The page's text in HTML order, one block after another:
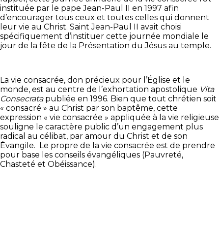
instituée par le pape Jean-Paul II en 1997 afin
d’encourager tous ceux et toutes celles qui donnent
leur vie au Christ. Saint Jean-Paul II avait choisi
spécifiquement d’instituer cette journée mondiale le
jour de la fête de la Présentation du Jésus au temple.
La vie consacrée, don précieux pour l’Église et le
monde, est au centre de l’exhortation apostolique Vita
Consecratapubliée en 1996. Bien que tout chrétien soit
« consacré » au Christ par son baptême, cette
expression « vie consacrée » appliquée à la vie religieuse
souligne le caractère public d’un engagement plus
radical au célibat, par amour du Christ et de son
Évangile. Le propre de la vie consacrée est de prendre
pour base les conseils évangéliques (Pauvreté,
Chasteté et Obéissance).